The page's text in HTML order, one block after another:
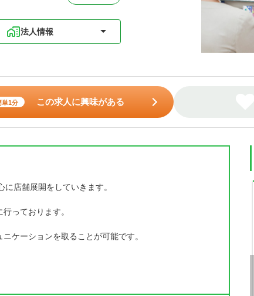
法人情報
単1分 この求人に興味がある
店舗展開をしていきます。
っております。
ケーションを取ることが可能です。